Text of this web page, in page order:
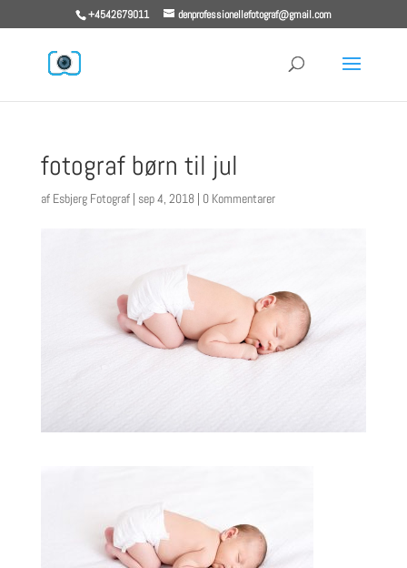
+4542679011 denprofessionellefotograf@gmail.com
fotograf børn til jul
af Esbjerg Fotograf| sep 4, 2018| 0 Kommentarer